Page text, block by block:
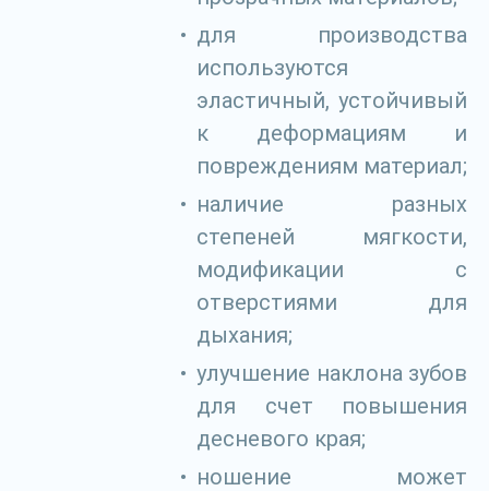
для производства
используются
эластичный, устойчивый
к деформациям и
повреждениям материал;
наличие разных
степеней мягкости,
модификации с
отверстиями для
дыхания;
улучшение наклона зубов
для счет повышения
десневого края;
ношение может